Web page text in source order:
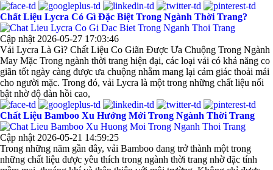
Chất Liệu Lycra Có Gì Đặc Biệt Trong Ngành Thời Trang?
Cập nhật 2026-05-27 17:03:46
Vải Lycra Là Gì? Chất Liệu Co Giãn Được Ưa Chuộng Trong Ngành
May Mặc Trong ngành thời trang hiện đại, các loại vải có khả năng co
giãn tốt ngày càng được ưa chuộng nhằm mang lại cảm giác thoải mái
cho người mặc. Trong đó, vải Lycra là một trong những chất liệu nổi
bật nhờ độ đàn hồi cao,
Chất Liệu Bamboo Xu Hướng Mới Trong Ngành Thời Trang
Cập nhật 2026-05-21 14:59:25
Trong những năm gần đây, vải Bamboo đang trở thành một trong
những chất liệu được yêu thích trong ngành thời trang nhờ đặc tính